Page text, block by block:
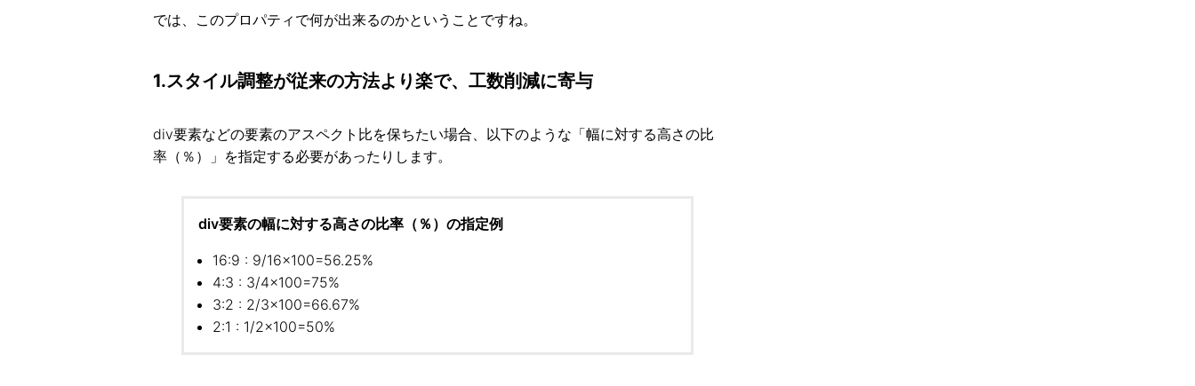
では、このプロパティで何が出来るのかということですね。
1.スタイル調整が従来の方法より楽で、工数削減に寄与
div要素などの要素のアスペクト比を保ちたい場合、以下のような「幅に対する高さの比
率（％）」を指定する必要があったりします。
div要素の幅に対する高さの比率（％）の指定例
16:9 : 9/16×100=56.25%
4:3 : 3/4×100=75%
3:2 : 2/3×100=66.67%
2:1 : 1/2×100=50%